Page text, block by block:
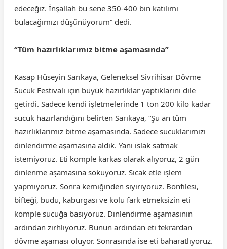
edeceğiz. İnşallah bu sene 350-400 bin katılımı
bulacağımızı düşünüyorum” dedi.
“Tüm hazırlıklarımız bitme aşamasında”
Kasap Hüseyin Sarıkaya, Geleneksel Sivrihisar Dövme
Sucuk Festivali için büyük hazırlıklar yaptıklarını dile
getirdi. Sadece kendi işletmelerinde 1 ton 200 kilo kadar
sucuk hazırlandığını belirten Sarıkaya, “Şu an tüm
hazırlıklarımız bitme aşamasında. Sadece sucuklarımızı
dinlendirme aşamasına aldık. Yani ıslak satmak
istemiyoruz. Eti komple karkas olarak alıyoruz, 2 gün
dinlenme aşamasına sokuyoruz. Sıcak etle işlem
yapmıyoruz. Sonra kemiğinden sıyırıyoruz. Bonfilesi,
bifteği, budu, kaburgası ve kolu fark etmeksizin eti
komple sucuğa basıyoruz. Dinlendirme aşamasının
ardından zırhlıyoruz. Bunun ardından eti tekrardan
dövme aşaması oluyor. Sonrasında ise eti baharatlıyoruz.